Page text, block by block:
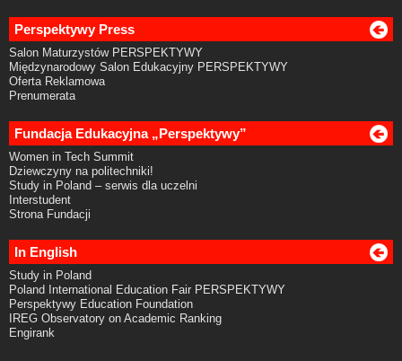
Perspektywy Press
Salon Maturzystów PERSPEKTYWY
Międzynarodowy Salon Edukacyjny PERSPEKTYWY
Oferta Reklamowa
Prenumerata
Fundacja Edukacyjna „Perspektywy”
Women in Tech Summit
Dziewczyny na politechniki!
Study in Poland – serwis dla uczelni
Interstudent
Strona Fundacji
In English
Study in Poland
Poland International Education Fair PERSPEKTYWY
Perspektywy Education Foundation
IREG Observatory on Academic Ranking
Engirank